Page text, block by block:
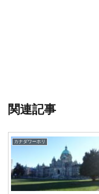
関連記事
カナダワーホリ